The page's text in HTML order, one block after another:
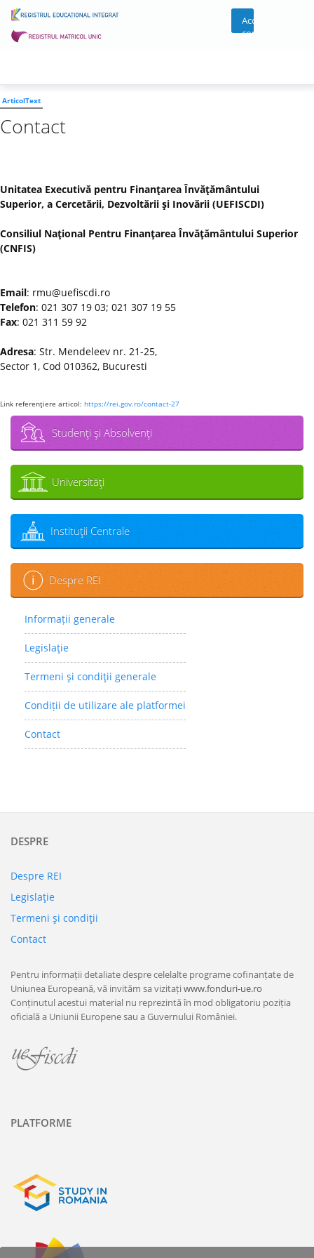
Acces
cont
ArticolText
Contact
Unitatea Executivă pentru Finanţarea Învăţământului
Superior, a Cercetării, Dezvoltării şi Inovării (UEFISCDI)
Consiliul Naţional Pentru Finanţarea Învăţământului Superior
(CNFIS)
Email: rmu@uefiscdi.ro
Telefon: 021 307 19 03; 021 307 19 55
Fax: 021 311 59 92
Adresa: Str. Mendeleev nr. 21-25,
Sector 1, Cod 010362, Bucuresti
Link referenţiere articol: https://rei.gov.ro/contact-27
Studenţi şi Absolvenţi
Universităţi
Instituţii Centrale
Despre REI
Informații generale
Legislaţie
Termeni şi condiţii generale
Condiții de utilizare ale platformei
Contact
DESPRE
Despre REI
Legislaţie
Termeni şi condiţii
Contact
Pentru informații detaliate despre celelalte programe cofinanțate de
Uniunea Europeană, vă invităm sa vizitațiwww.fonduri-ue.ro
Conținutul acestui material nu reprezintă în mod obligatoriu poziția
oficială a Uniunii Europene sau a Guvernului României.
PLATFORME